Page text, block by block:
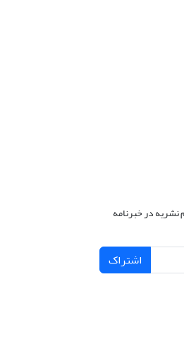
نشریه در خبرنامه
اشتراک